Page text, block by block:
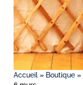
Accueil» Boutique»